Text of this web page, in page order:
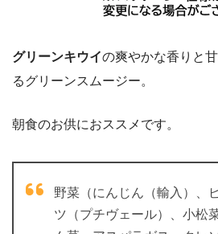
グリーンキウイの爽やかな香りと
るグリーンスムージー。
朝食のお供におススメです。
野菜（にんじん（輸入）、
ツ（プチヴェール）、小松